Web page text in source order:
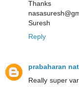
Thanks
Suresh
Reply
prabaharan
Really super